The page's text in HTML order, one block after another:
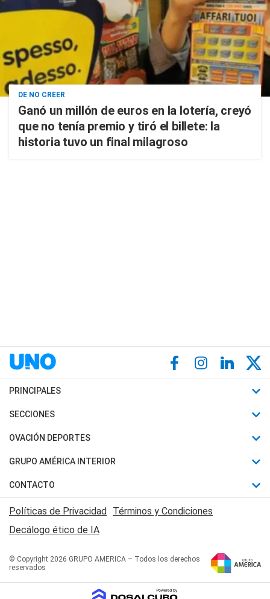
DE NO CREER
Ganó un millón de euros en la lotería, creyó
que no tenía premio y tiró el billete: la
historia tuvo un final milagroso
PRINCIPALES
Últimas Noticias
Política
Judiciales
Economia
SECCIONES
Horóscopo
Motores
Trucos caseros
Series y Películas
Edictos y Solicitadas
OVACIÓN DEPORTES
Fútbol
Mundial
Automovilismo
Rugby
Básquet
GRUPO AMÉRICA INTERIOR
Canal 7 en Vivo
San Juan 8
CONTACTO
Acerca de Nosotros
Contactanos
Políticas de Privacidad Términos y Condiciones
Decálogo ético de IA
© Copyright 2026 GRUPO AMERICA – Todos los derechos
reservados